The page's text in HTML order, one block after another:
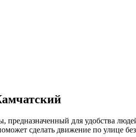
предназначенный для удобства
сделать движение по улице